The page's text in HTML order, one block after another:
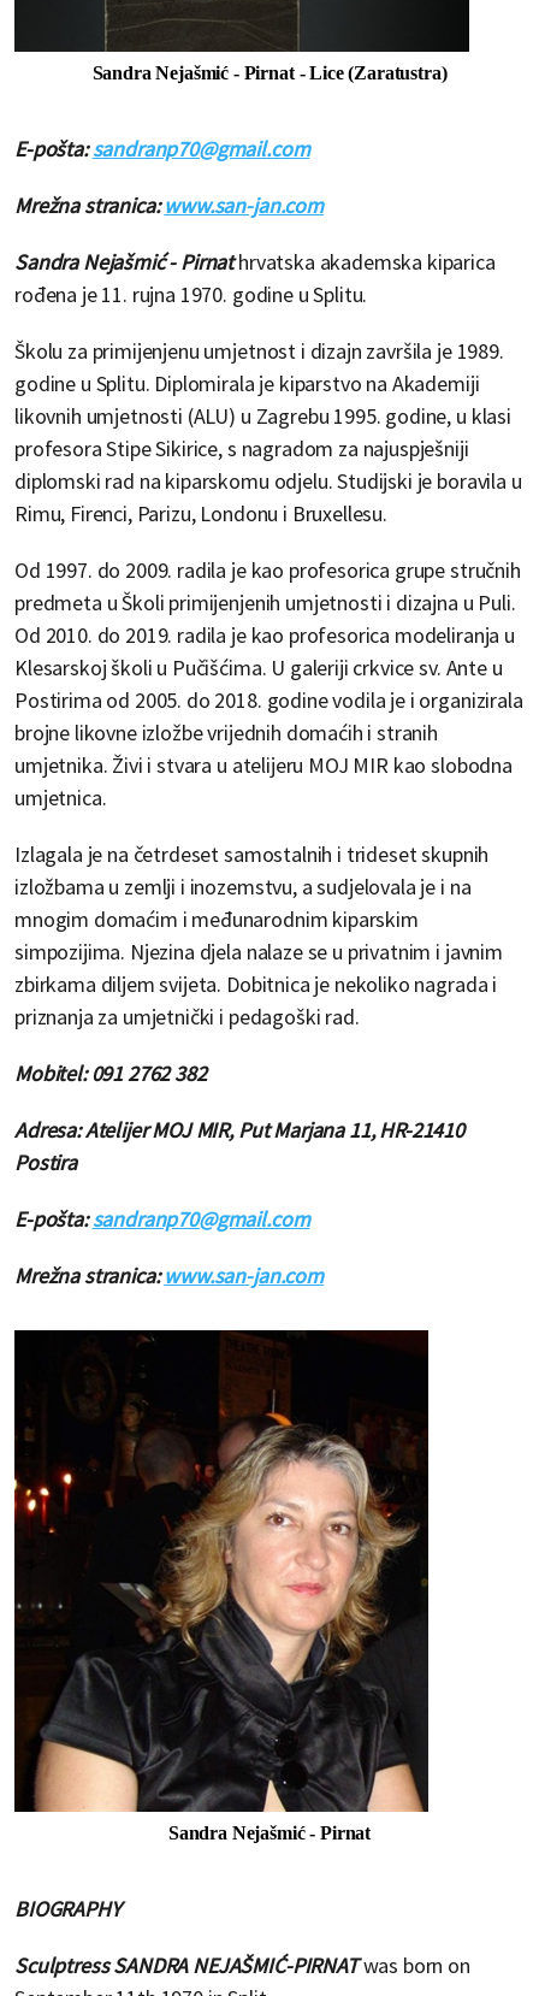
Sandra Nejašmić - Pirnat - Lice (Zaratustra)
E-pošta:sandranp70@gmail.com
Mrežna stranica:www.san-jan.com
Sandra Nejašmić - Pirnat hrvatska akademska kiparica
rođena je 11. rujna 1970. godine u Splitu.
Školu za primijenjenu umjetnost i dizajn završila je 1989.
godine u Splitu. Diplomirala je kiparstvo na Akademiji
likovnih umjetnosti (ALU) u Zagrebu 1995. godine, u klasi
profesora Stipe Sikirice, s nagradom za najuspješniji
diplomski rad na kiparskomu odjelu. Studijski je boravila u
Rimu, Firenci, Parizu, Londonu i Bruxellesu.
Od 1997. do 2009. radila je kao profesorica grupe stručnih
predmeta u Školi primijenjenih umjetnosti i dizajna u Puli.
Od 2010. do 2019. radila je kao profesorica modeliranja u
Klesarskoj školi u Pučišćima. U galeriji crkvice sv. Ante u
Postirima od 2005. do 2018. godine vodila je i organizirala
brojne likovne izložbe vrijednih domaćih i stranih
umjetnika. Živi i stvara u atelijeru MOJ MIR kao slobodna
umjetnica.
Izlagala je na četrdeset samostalnih i trideset skupnih
izložbama u zemlji i inozemstvu, a sudjelovala je i na
mnogim domaćim i međunarodnim kiparskim
simpozijima. Njezina djela nalaze se u privatnim i javnim
zbirkama diljem svijeta. Dobitnica je nekoliko nagrada i
priznanja za umjetnički i pedagoški rad.
Mobitel: 091 2762 382
Adresa: Atelijer MOJ MIR, Put Marjana 11, HR-21410
Postira
E-pošta:sandranp70@gmail.com
Mrežna stranica:www.san-jan.com
Sandra Nejašmić - Pirnat
BIOGRAPHY
Sculptress SANDRA NEJAŠMIĆ-PIRNATwas born on